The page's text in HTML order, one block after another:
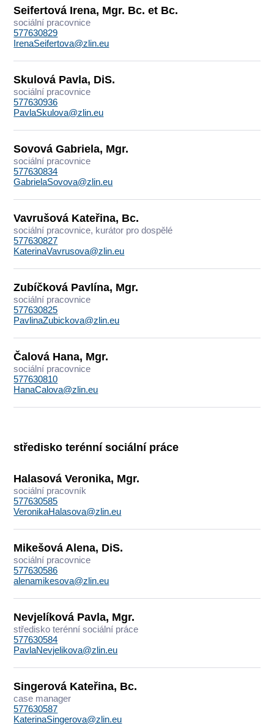
Seifertová Irena, Mgr. Bc. et Bc.
sociální pracovnice
577630829
IrenaSeifertova@zlin.eu
Skulová Pavla, DiS.
sociální pracovnice
577630936
PavlaSkulova@zlin.eu
Sovová Gabriela, Mgr.
sociální pracovnice
577630834
GabrielaSovova@zlin.eu
Vavrušová Kateřina, Bc.
sociální pracovnice, kurátor pro dospělé
577630827
KaterinaVavrusova@zlin.eu
Zubíčková Pavlína, Mgr.
sociální pracovnice
577630825
PavlinaZubickova@zlin.eu
Čalová Hana, Mgr.
sociální pracovnice
577630810
HanaCalova@zlin.eu
středisko terénní sociální práce
Halasová Veronika, Mgr.
sociální pracovník
577630585
VeronikaHalasova@zlin.eu
Mikešová Alena, DiS.
sociální pracovnice
577630586
alenamikesova@zlin.eu
Nevjelíková Pavla, Mgr.
středisko terénní sociální práce
577630584
PavlaNevjelikova@zlin.eu
Singerová Kateřina, Bc.
case manager
577630587
KaterinaSingerova@zlin.eu